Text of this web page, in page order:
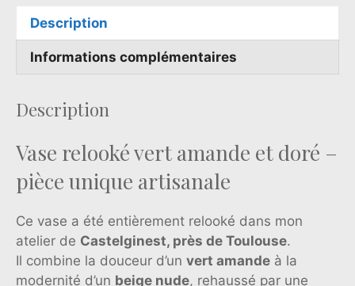
Description
Informations complémentaires
Description
Vase relooké vert amande et doré –
pièce unique artisanale
Ce vase a été entièrement relooké dans mon
atelier de Castelginest, près de Toulouse.
Il combine la douceur d’un vert amande à la
modernité d’un beige nude, rehaussé par une